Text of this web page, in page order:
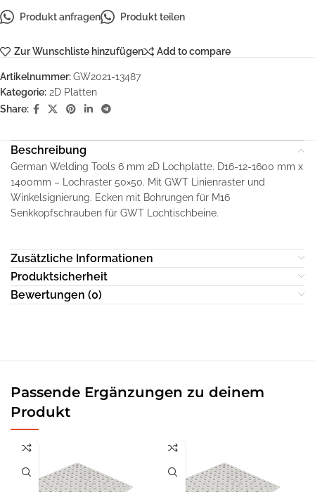
Produkt anfragen Produkt teilen
Zur Wunschliste hinzufügen Add to compare
Artikelnummer:GW2021-13487
Kategorie: 2D Platten
Share:
Beschreibung
German Welding Tools 6 mm 2D Lochplatte. D16-12-1600 mm x
1400mm – Lochraster 50×50. Mit GWT Linienraster und
Winkelsignierung. Ecken mit Bohrungen für M16
Senkkopfschrauben für GWT Lochtischbeine.
Zusätzliche Informationen
Produktsicherheit
Bewertungen (0)
Passende Ergänzungen zu deinem
Produkt